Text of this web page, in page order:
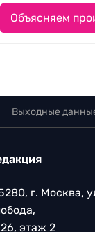
Объясняем
Выходные
г. Москва,
этаж 2